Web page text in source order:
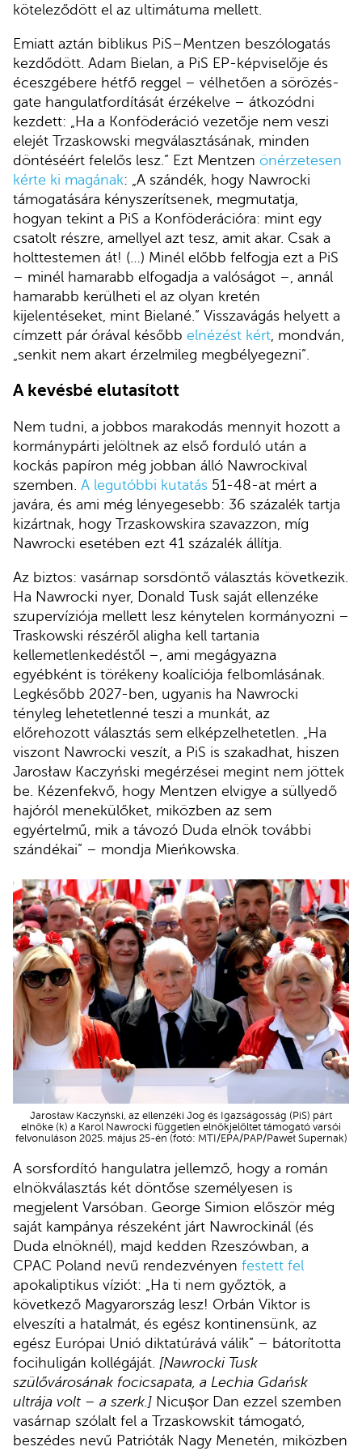
köteleződött el az ultimátuma mellett.
Emiatt aztán biblikus PiS–Mentzen beszólogatás
kezdődött. Adam Bielan, a PiS EP-képviselője és
éceszgébere hétfő reggel – vélhetően a sörözés-
gate hangulatfordítását érzékelve – átkozódni
kezdett: „Ha a Konföderáció vezetője nem veszi
elejét Trzaskowski megválasztásának, minden
döntéséért felelős lesz.” Ezt Mentzen önérzetesen
kérte ki magának: „A szándék, hogy Nawrocki
támogatására kényszerítsenek, megmutatja,
hogyan tekint a PiS a Konföderációra: mint egy
csatolt részre, amellyel azt tesz, amit akar. Csak a
holttestemen át! (…) Minél előbb felfogja ezt a PiS
– minél hamarabb elfogadja a valóságot –, annál
hamarabb kerülheti el az olyan kretén
kijelentéseket, mint Bielané.” Visszavágás helyett a
címzett pár órával később elnézést kért , mondván,
„senkit nem akart érzelmileg megbélyegezni”.
A kevésbé elutasított
Nem tudni, a jobbos marakodás mennyit hozott a
kormánypárti jelöltnek az első forduló után a
kockás papíron még jobban álló Nawrockival
szemben. A legutóbbi kutatás 51-48-at mért a
javára, és ami még lényegesebb: 36 százalék tartja
kizártnak, hogy Trzaskowskira szavazzon, míg
Nawrocki esetében ezt 41 százalék állítja.
Az biztos: vasárnap sorsdöntő választás következik.
Ha Nawrocki nyer, Donald Tusk saját ellenzéke
szupervíziója mellett lesz kénytelen kormányozni –
Traskowski részéről aligha kell tartania
kellemetlenkedéstől –, ami megágyazna
egyébként is törékeny koalíciója felbomlásának.
Legkésőbb 2027-ben, ugyanis ha Nawrocki
tényleg lehetetlenné teszi a munkát, az
előrehozott választás sem elképzelhetetlen. „Ha
viszont Nawrocki veszít, a PiS is szakadhat, hiszen
Jarosław Kaczyński megérzései megint nem jöttek
be. Kézenfekvő, hogy Mentzen elvigye a süllyedő
hajóról menekülőket, miközben az sem
egyértelmű, mik a távozó Duda elnök további
szándékai” – mondja Mieńkowska.
Jarosław Kaczyński, az ellenzéki Jog és Igazságosság (PiS) párt
elnöke (k) a Karol Nawrocki független elnökjelöltet támogató varsói
felvonuláson 2025. május 25-én (fotó: MTI/EPA/PAP/Paweł Supernak)
A sorsfordító hangulatra jellemző, hogy a román
elnökválasztás két döntőse személyesen is
megjelent Varsóban. George Simion először még
saját kampánya részeként járt Nawrockinál (és
Duda elnöknél), majd kedden Rzeszówban, a
CPAC Poland nevű rendezvényen festett fel
apokaliptikus víziót: „Ha ti nem győztök, a
következő Magyarország lesz! Orbán Viktor is
elveszíti a hatalmát, és egész kontinensünk, az
egész Európai Unió diktatúrává válik” – bátorította
focihuligán kollégáját. [Nawrocki Tusk
szülővárosának focicsapata, a Lechia Gdańsk
ultrája volt – a szerk.] Nicușor Dan ezzel szemben
vasárnap szólalt fel a Trzaskowskit támogató,
beszédes nevű Patrióták Nagy Menetén, miközben